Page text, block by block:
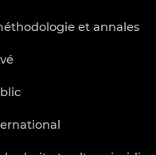
et annales